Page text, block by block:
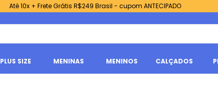
Até 10x + Frete Grátis R$249 Brasil - cupom ANTECIPADO
PLUS SIZE MENINAS MENINOS CALÇADOS